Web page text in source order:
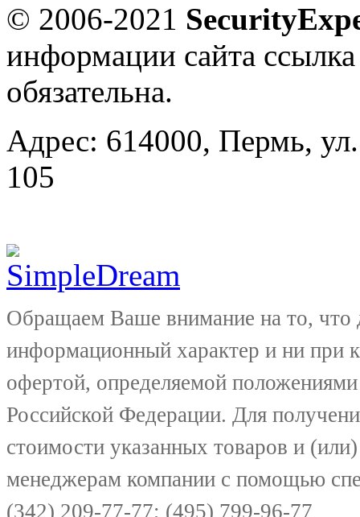
© 2006-2021
информации сайта
обязательна.
Адрес: 614000, Пермь,
105
Обращаем Ваше внимание на то, что
информационный характер и ни при
офертой, определяемой
Российской Федерации. Для
стоимости указанных товаров и
менеджерам компании с помощью
(342) 209-77-77; (495) 799-96-77